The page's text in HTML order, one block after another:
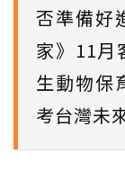
否準備好
家》11月
生動物保
考台灣未